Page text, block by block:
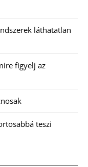
láthatatlan
figyelj az
teszi